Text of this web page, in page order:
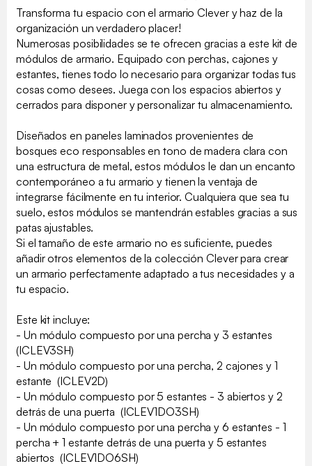
Transforma tu espacio con el armario Clever y haz de la
organización un verdadero placer!
Numerosas posibilidades se te ofrecen gracias a este kit de
módulos de armario. Equipado con perchas, cajones y
estantes, tienes todo lo necesario para organizar todas tus
cosas como desees. Juega con los espacios abiertos y
cerrados para disponer y personalizar tu almacenamiento.
Diseñados en paneles laminados provenientes de
bosques eco responsables en tono de madera clara con
una estructura de metal, estos módulos le dan un encanto
contemporáneo a tu armario y tienen la ventaja de
integrarse fácilmente en tu interior. Cualquiera que sea tu
suelo, estos módulos se mantendrán estables gracias a sus
patas ajustables.
Si el tamaño de este armario no es suficiente, puedes
añadir otros elementos de la colección Clever para crear
un armario perfectamente adaptado a tus necesidades y a
tu espacio.
Este kit incluye:
- Un módulo compuesto por una percha y 3 estantes
(ICLEV3SH)
- Un módulo compuesto por una percha, 2 cajones y 1
estante (ICLEV2D)
- Un módulo compuesto por 5 estantes - 3 abiertos y 2
detrás de una puerta (ICLEV1DO3SH)
- Un módulo compuesto por una percha y 6 estantes - 1
percha + 1 estante detrás de una puerta y 5 estantes
abiertos (ICLEV1DO6SH)